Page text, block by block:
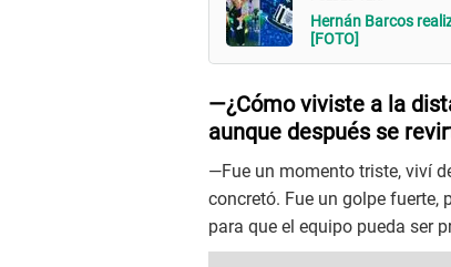
Hernán Barcos
[FOTO]
—¿Cómo viviste a la
aunque después se
—Fue un momento triste, viví
concretó. Fue un golpe fuerte,
para que el equipo pueda ser